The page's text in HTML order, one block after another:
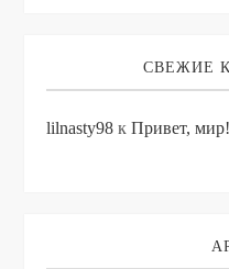
СВЕЖИЕ
lilnasty98 кПривет, мир!